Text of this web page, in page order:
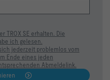
TROX SE erhalten. Die
ich gelesen.
jederzeit problemlos vom
Ende eines jeden
Abmeldelink.